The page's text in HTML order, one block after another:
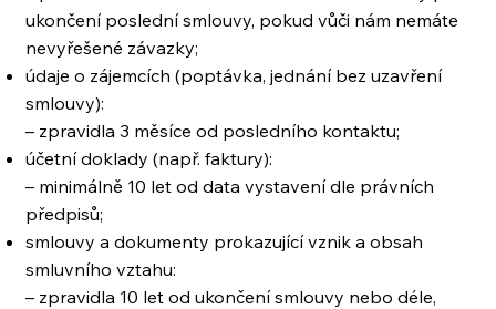
ukončení poslední smlouvy, pokud vůči nám nemáte
nevyřešené závazky;
údaje o zájemcích (poptávka, jednání bez uzavření
smlouvy):
– zpravidla 3 měsíce od posledního kontaktu;
účetní doklady (např. faktury):
– minimálně 10 let od data vystavení dle právních
předpisů;
smlouvy a dokumenty prokazující vznik a obsah
smluvního vztahu:
– zpravidla 10 let od ukončení smlouvy nebo déle,